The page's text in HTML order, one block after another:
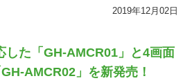
2019年12月02日
した「GH-AMCR01」と4画面
AMCR02」を新発売！